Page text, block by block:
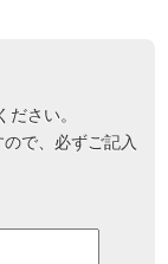
さい。
で、必ずご記入